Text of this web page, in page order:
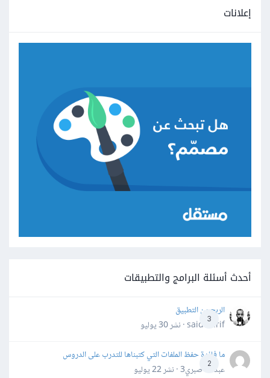
إعلانات
أحدث أسئلة البرامج والتطبيقات
3
الربح من التطبيق
said darif · نشر
30 يوليو
2
ما فائدة حفظ الملفات التي كتبناها للتدرب على الدروس
عبدالله صبري3 · نشر
22 يوليو